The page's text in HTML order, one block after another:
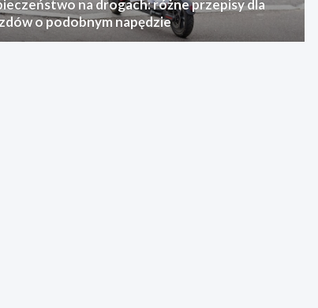
na drogach: różne przepisy dla
o podobnym napędzie